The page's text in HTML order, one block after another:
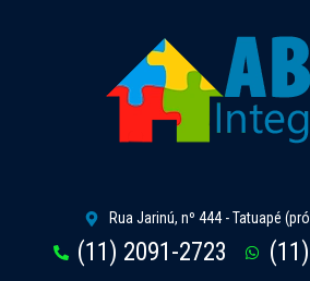
Rua Jarinú, nº 444 - Tatuapé
(11) 2091-2723